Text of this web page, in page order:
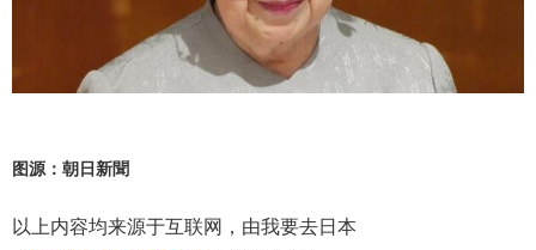
图源：朝日新聞
以上内容均来源于互联网，由我要去日本